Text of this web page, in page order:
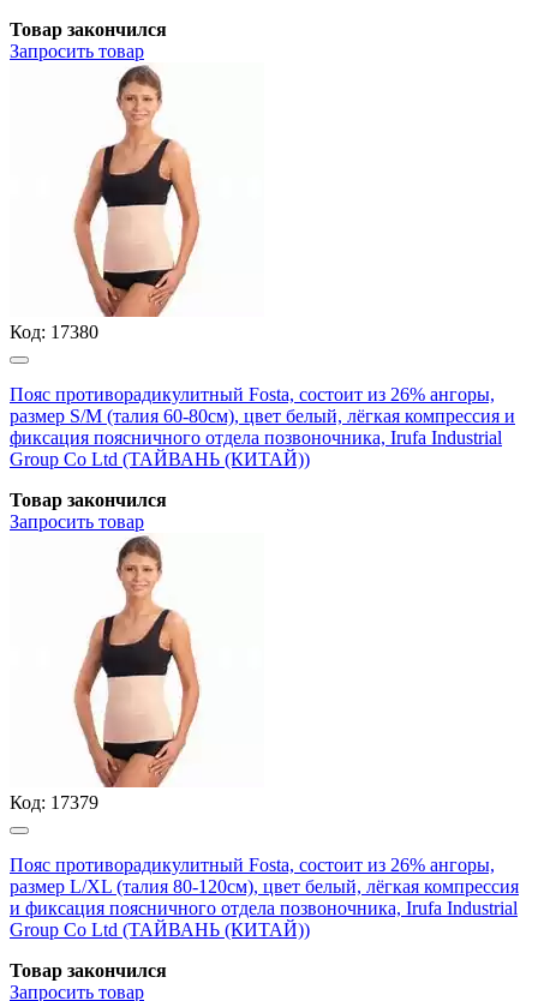
Товар закончился
Запросить товар
Код: 17380
Пояс противорадикулитный Fosta, состоит из 26% ангоры,
размер S/M (талия 60-80см), цвет белый, лёгкая компрессия и
фиксация поясничного отдела позвоночника, Irufa Industrial
Group Co Ltd (ТАЙВАНЬ (КИТАЙ))
Товар закончился
Запросить товар
Код: 17379
Пояс противорадикулитный Fosta, состоит из 26% ангоры,
размер L/XL (талия 80-120см), цвет белый, лёгкая компрессия
и фиксация поясничного отдела позвоночника, Irufa Industrial
Group Co Ltd (ТАЙВАНЬ (КИТАЙ))
Товар закончился
Запросить товар